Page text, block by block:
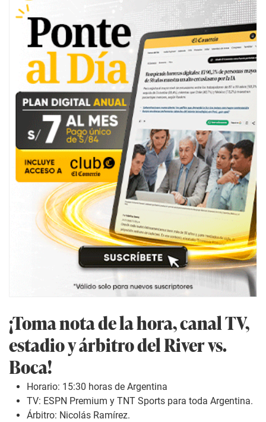
¡Toma nota de la hora, canal TV,
estadio y árbitro del River vs.
Boca!
Horario: 15:30 horas de Argentina
TV: ESPN Premium y TNT Sports para toda Argentina.
Árbitro: Nicolás Ramírez.